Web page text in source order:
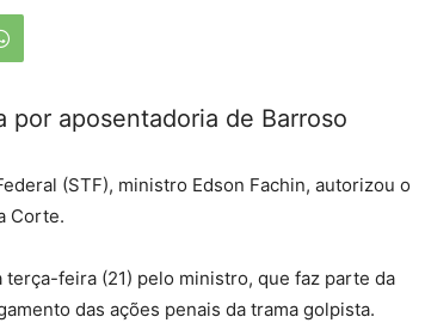
por aposentadoria de Barroso
(STF), ministro Edson Fachin, autorizou o
Corte.
feira (21) pelo ministro, que faz parte da
das ações penais da trama golpista.